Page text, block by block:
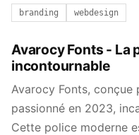
branding webdesign
Avarocy Fonts - La
incontournable
Avarocy Fonts,
passionné en 2023,
Cette police moderne